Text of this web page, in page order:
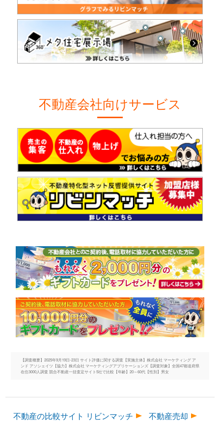
不動産会社向けサービス
【調査概要】2025年9月19日-23日 サイト評価に関する調査【実施主体】株式会社 マーケティング ア
ンド アソシェイツ【協力】株式会社 マーケティングアプリケーションズ【調査対象】全国47都道府県
在住3000人調査 競合不動産一括査定サイト5社で比較【年齢】20～60代【性別】男女
不動産の比較サイト リビンマッチ
不動産売却